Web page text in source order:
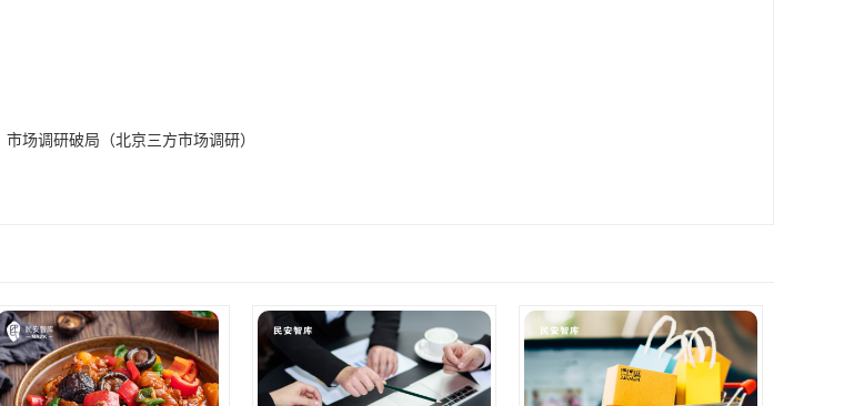
场调研破局（北京三方市场调研）